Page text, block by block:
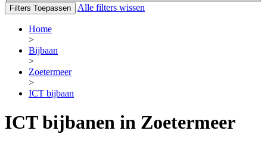
Filters Toepassen Alle filters wissen
Home
>
Bijbaan
>
Zoetermeer
>
ICT bijbaan
ICT bijbanen in Zoetermeer